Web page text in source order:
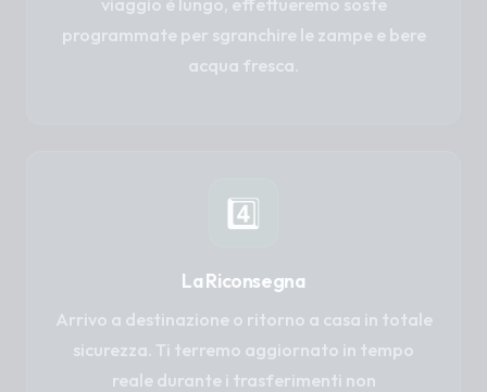
programmate per sgranchire le zampe e bere
acqua fresca.
4️⃣
La Riconsegna
Arrivo a destinazione o ritorno a casa in totale
sicurezza. Ti terremo aggiornato in tempo
reale durante i trasferimenti non